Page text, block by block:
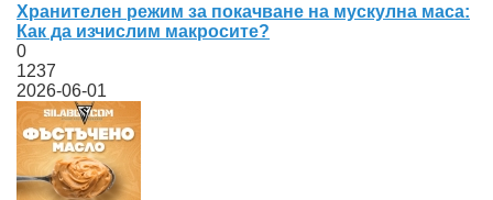
Хранителен режим за покачване на мускулна маса:
Как да изчислим макросите?
0
1237
2026-06-01